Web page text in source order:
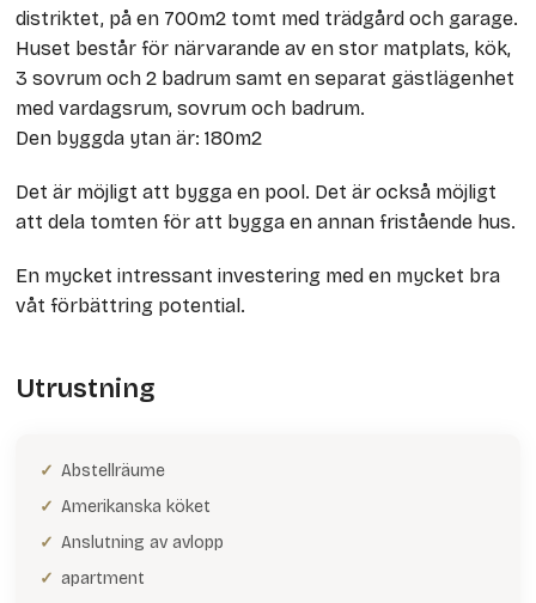
distriktet, på en 700m2 tomt med trädgård och garage.
Huset består för närvarande av en stor matplats, kök,
3 sovrum och 2 badrum samt en separat gästlägenhet
med vardagsrum, sovrum och badrum.
Den byggda ytan är: 180m2
Det är möjligt att bygga en pool. Det är också möjligt
att dela tomten för att bygga en annan fristående hus.
En mycket intressant investering med en mycket bra
våt förbättring potential.
Utrustning
Abstellräume
Amerikanska köket
Anslutning av avlopp
apartment